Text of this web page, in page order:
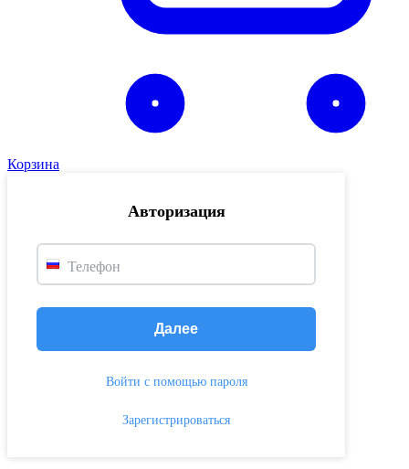
Корзина
Авторизация
Телефон
Далее
Войти с помощью пароля
Зарегистрироваться